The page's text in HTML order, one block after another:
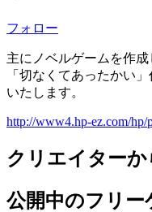
フォロー
主にノベルゲームを作
「切なくてあったかい
いたします。
http://www4.hp-ez.com/hp/
クリエイター
公開中のフリー